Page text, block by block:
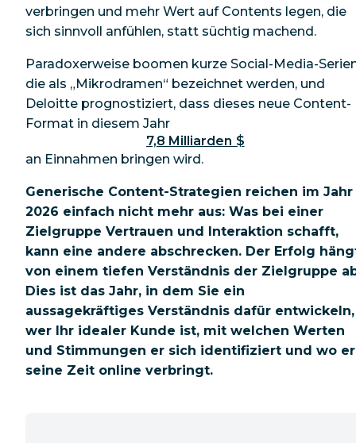
verbringen und mehr Wert auf Contents legen, die
sich sinnvoll anfühlen, statt süchtig machend.
Paradoxerweise boomen kurze Social-Media-
die als „Mikrodramen“ bezeichnet werden, und
Deloitte prognostiziert, dass dieses neue Content-
Format in diesem Jahr
7,8 Milliarden $
an Einnahmen bringen wird.
Generische Content-Strategien reichen im Jahr
2026 einfach nicht mehr aus: Was bei einer
Zielgruppe Vertrauen und Interaktion schafft,
kann eine andere abschrecken. Der Erfolg
von einem tiefen Verständnis der Zielgruppe
Dies ist das Jahr, in dem Sie ein
aussagekräftiges Verständnis dafür entwickeln,
wer Ihr idealer Kunde ist, mit welchen Werten
und Stimmungen er sich identifiziert und wo er
seine Zeit online verbringt.